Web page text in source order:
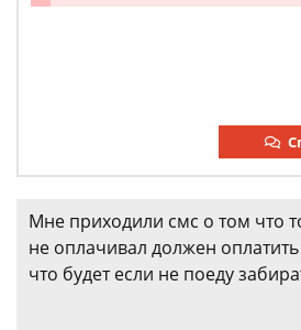
Мне приходили смс о том что
не оплачивал должен
что будет если не поеду